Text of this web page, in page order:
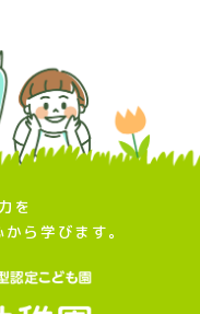
を
ら学びます。